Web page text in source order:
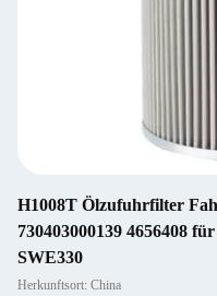
H1008T Ölzufuhrfilter
730403000139 4656408
SWE330
Herkunftsort: China